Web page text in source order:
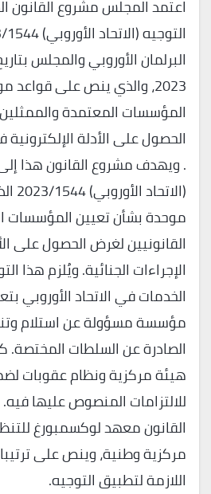
اعتمد المجلس مشروع القانون
2023، والذي ينص على
المؤسسات المعتمدة
الحصول على الأدلة الإلكترونية
. ويهدف مشروع القانون هذا
موحدة بشأن تعيين المؤسسات
القانونيين لغرض الحصول على
الإجراءات الجنائية. ويُلزم هذا
الخدمات في الاتحاد الأوروبي
مؤسسة مسؤولة عن استلام
الصادرة عن السلطات
هيئة مركزية ونظام عقوبات
للالتزامات المنصوص عليها
مركزية وطنية، وينص على
اللازمة لتطبيق التوجيه.